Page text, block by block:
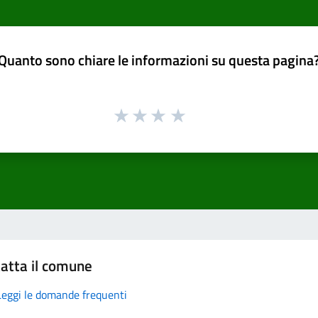
sono chiare le informazioni su questa
il comune
le domande frequenti